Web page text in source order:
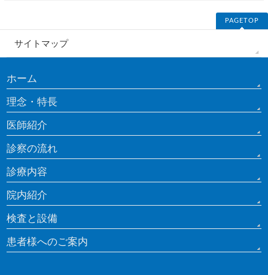
PAGETOP
サイトマップ
ホーム
理念・特長
医師紹介
診察の流れ
診療内容
院内紹介
検査と設備
患者様へのご案内